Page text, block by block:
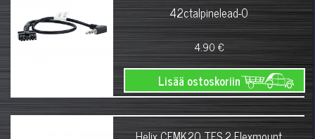
42ctalpinelead-0
4.90 €
Lisää ostoskoriin